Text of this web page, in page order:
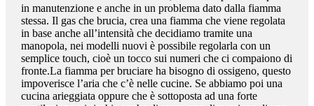
in manutenzione e anche in un problema dato dalla fiamma
stessa. Il gas che brucia, crea una fiamma che viene regolata
in base anche all’intensità che decidiamo tramite una
manopola, nei modelli nuovi è possibile regolarla con un
semplice touch, cioè un tocco sui numeri che ci compaiono di
fronte.La fiamma per bruciare ha bisogno di ossigeno, questo
impoverisce l’aria che c’è nelle cucine. Se abbiamo poi una
cucina arieggiata oppure che è sottoposta ad una forte